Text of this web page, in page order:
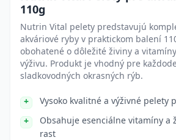
110g
Nutrin Vital pelety predstavujú
akváriové ryby v praktickom balení
obohatené o dôležité živiny a
výživu. Produkt je vhodný pre
sladkovodných okrasných rýb.
Vysoko kvalitné a výživné pelety
Obsahuje esenciálne vitamíny a
rast